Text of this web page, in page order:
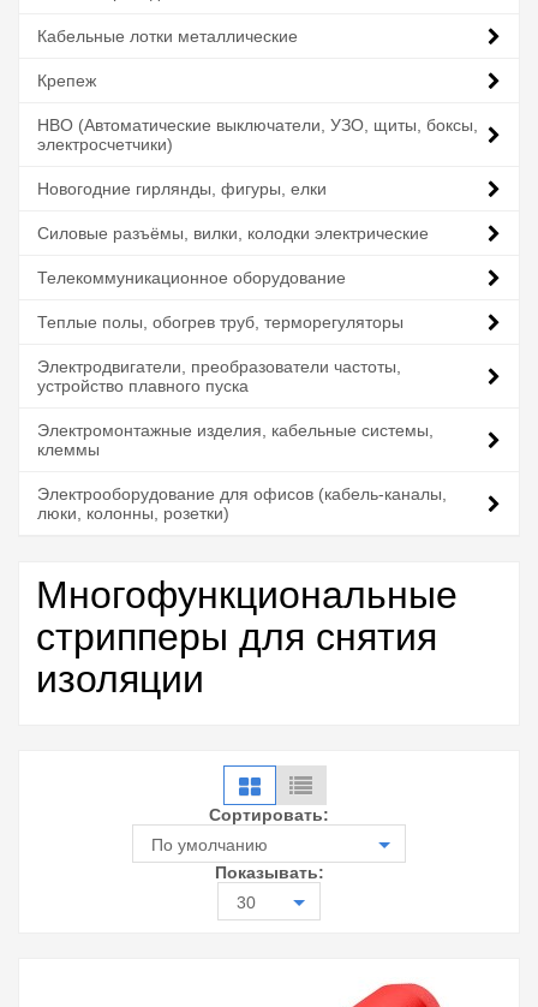
Кабельные лотки металлические
Крепеж
НВО (Автоматические выключатели, УЗО, щиты, боксы,
электросчетчики)
Новогодние гирлянды, фигуры, елки
Силовые разъёмы, вилки, колодки электрические
Телекоммуникационное оборудование
Теплые полы, обогрев труб, терморегуляторы
Электродвигатели, преобразователи частоты,
устройство плавного пуска
Электромонтажные изделия, кабельные системы,
клеммы
Электрооборудование для офисов (кабель-каналы,
люки, колонны, розетки)
Многофункциональные
стрипперы для снятия
изоляции
Сортировать:
По умолчанию
Показывать:
30